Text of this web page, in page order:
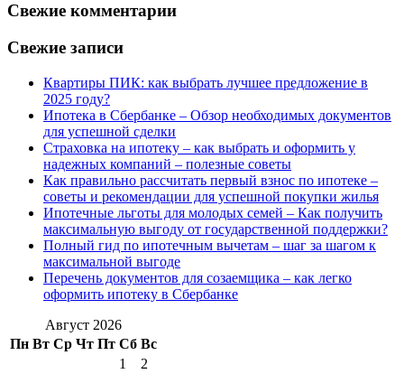
Свежие комментарии
Свежие записи
Квартиры ПИК: как выбрать лучшее предложение в
2025 году?
Ипотека в Сбербанке – Обзор необходимых документов
для успешной сделки
Страховка на ипотеку – как выбрать и оформить у
надежных компаний – полезные советы
Как правильно рассчитать первый взнос по ипотеке –
советы и рекомендации для успешной покупки жилья
Ипотечные льготы для молодых семей – Как получить
максимальную выгоду от государственной поддержки?
Полный гид по ипотечным вычетам – шаг за шагом к
максимальной выгоде
Перечень документов для созаемщика – как легко
оформить ипотеку в Сбербанке
Август 2026
Пн Вт Ср Чт Пт Сб Вс
1
2